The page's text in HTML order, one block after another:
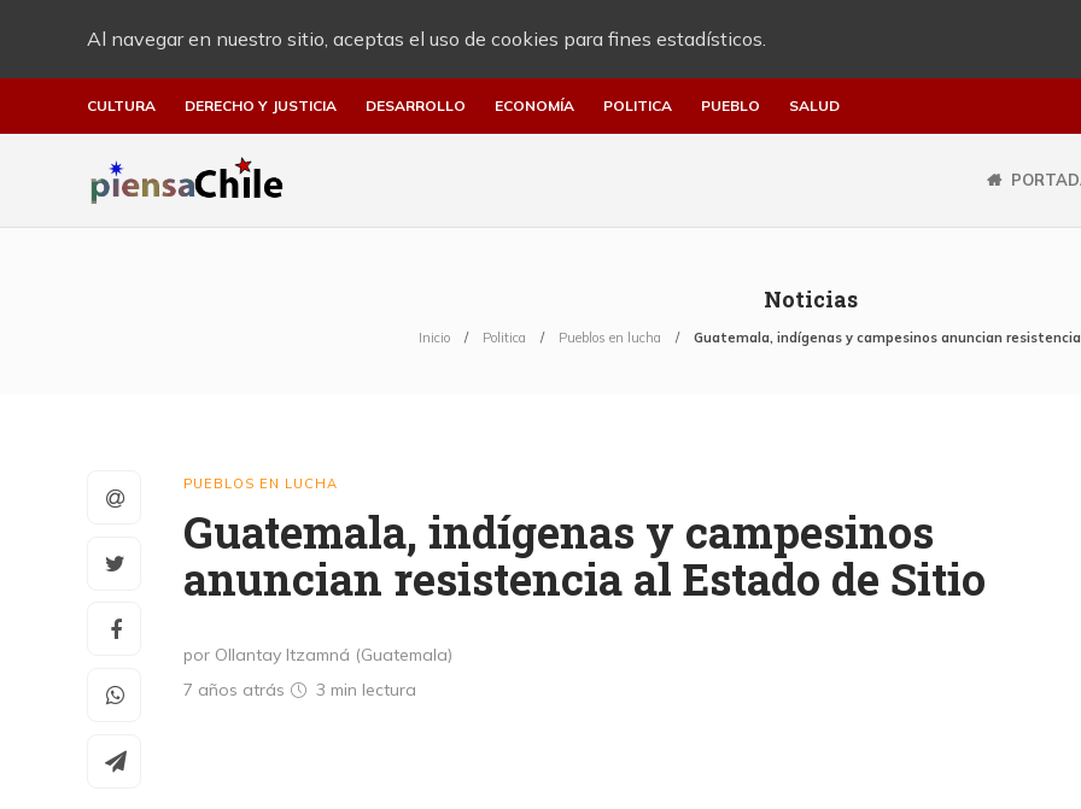
Al navegar en nuestro sitio, aceptas el uso de cookies para fines estadísticos.
CULTURA DERECHO Y JUSTICIA DESARROLLO ECONOMÍA POLITICA PUEBLO SALUD
Noticias
Inicio Politica Pueblos en lucha Guatemala, indígenas y campesinos anuncian
PUEBLOS EN LUCHA
Guatemala, indígenas y campesinos
anuncian resistencia al Estado de Sitio
por Ollantay Itzamná (Guatemala)
7 años atrás
3 min lectura